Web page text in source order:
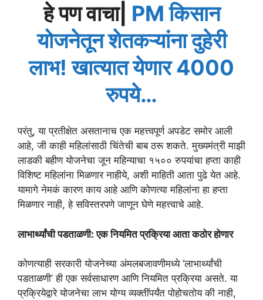
हे पण वाचा| PM किसान
योजनेतून शेतकऱ्यांना दुहेरी
लाभ! खात्यात येणार 4000
रुपये…
परंतु, या प्रतीक्षेत असतानाच एक महत्त्वपूर्ण अपडेट समोर आली
आहे, जी काही महिलांसाठी चिंतेची बाब ठरू शकते. मुख्यमंत्री माझी
लाडकी बहीण योजनेचा जून महिन्याचा १५०० रुपयांचा हप्ता काही
विशिष्ट महिलांना मिळणार नाहीये, अशी माहिती आता पुढे येत आहे.
यामागे नेमकं कारण काय आहे आणि कोणत्या महिलांना हा हप्ता
मिळणार नाही, हे सविस्तरपणे जाणून घेणे महत्त्वाचे आहे.
लाभार्थ्यांची पडताळणी: एक नियमित प्रक्रिया आता कठोर होणार
कोणत्याही सरकारी योजनेच्या अंमलबजावणीमध्ये ‘लाभार्थ्यांची
पडताळणी’ ही एक सर्वसाधारण आणि नियमित प्रक्रिया असते. या
प्रक्रियेद्वारे योजनेचा लाभ योग्य व्यक्तींपर्यंत पोहोचतोय की नाही,